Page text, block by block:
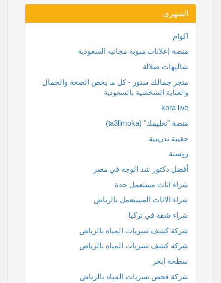
منصة إعلانات مبوبة مجانية السعودية
شاليهات صلالة
متجر جمالك ستور - كل ما يخص الصحة والجمال
والعناية الشخصية بالسعودية
kora live
منصة "تعليمك" (ta3limoka)
حقيبة تدريبية
أفضل دكتور شد الوجه في مصر
شراء اثاث مستعمل جدة
شراء الاثاث المستعمل بالرياض
شراء شقة في تركيا
شركة كشف تسربات المياه بالرياض
شركه كشف تسربات المياه بالرياض
سطحة ابحر
شركة فحص تسربات المياه بالرياض